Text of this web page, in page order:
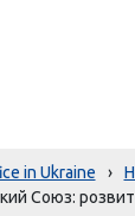
in Ukraine ›
Союз: